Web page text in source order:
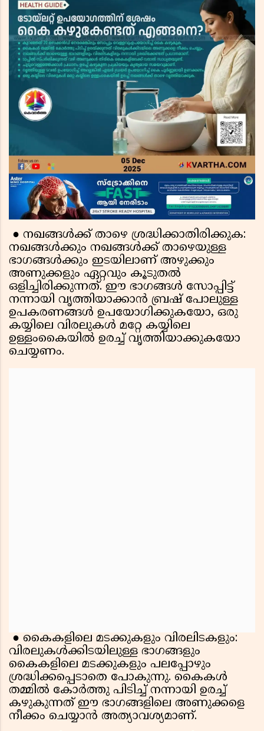
● നഖങ്ങൾക്ക് താഴെ ശ്രദ്ധിക്കാതിരിക്കുക:
നഖങ്ങൾക്കും നഖങ്ങൾക്ക് താഴെയുള്ള
ഭാഗങ്ങൾക്കും ഇടയിലാണ് അഴുക്കും
അണുക്കളും ഏറ്റവും കൂടുതൽ
ഒളിച്ചിരിക്കുന്നത്. ഈ ഭാഗങ്ങൾ സോപ്പിട്ട്
നന്നായി വൃത്തിയാക്കാൻ ബ്രഷ് പോലുള്ള
ഉപകരണങ്ങൾ ഉപയോഗിക്കുകയോ, ഒരു
കയ്യിലെ വിരലുകൾ മറ്റേ കയ്യിലെ
ഉള്ളംകൈയിൽ ഉരച്ച് വൃത്തിയാക്കുകയോ
ചെയ്യണം.
● കൈകളിലെ മടക്കുകളും വിരലിടകളും:
വിരലുകൾക്കിടയിലുള്ള ഭാഗങ്ങളും
കൈകളിലെ മടക്കുകളും പലപ്പോഴും
ശ്രദ്ധിക്കപ്പെടാതെ പോകുന്നു. കൈകൾ
തമ്മിൽ കോർത്തു പിടിച്ച് നന്നായി ഉരച്ച്
കഴുകുന്നത് ഈ ഭാഗങ്ങളിലെ അണുക്കളെ
നീക്കം ചെയ്യാൻ അത്യാവശ്യമാണ്.